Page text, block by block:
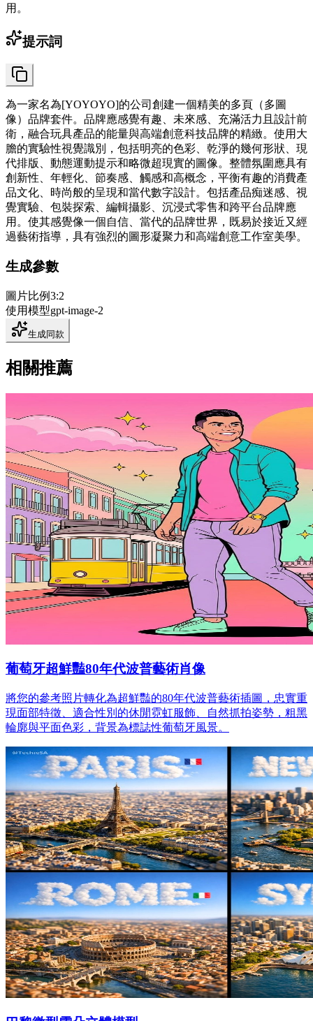
用。
提示詞
為一家名為[YOYOYO]的公司創建一個精美的多頁（多圖
像）品牌套件。品牌應感覺有趣、未來感、充滿活力且設計前
衛，融合玩具產品的能量與高端創意科技品牌的精緻。使用大
膽的實驗性視覺識別，包括明亮的色彩、乾淨的幾何形狀、現
代排版、動態運動提示和略微超現實的圖像。整體氛圍應具有
創新性、年輕化、節奏感、觸感和高概念，平衡有趣的消費產
品文化、時尚般的呈現和當代數字設計。包括產品痴迷感、視
覺實驗、包裝探索、編輯攝影、沉浸式零售和跨平台品牌應
用。使其感覺像一個自信、當代的品牌世界，既易於接近又經
過藝術指導，具有強烈的圖形凝聚力和高端創意工作室美學。
生成參數
圖片比例3:2
使用模型gpt-image-2
生成同款
相關推薦
葡萄牙超鮮豔80年代波普藝術肖像
將您的參考照片轉化為超鮮豔的80年代波普藝術插圖，忠實重
現面部特徵、適合性別的休閒霓虹服飾、自然抓拍姿勢，粗黑
輪廓與平面色彩，背景為標誌性葡萄牙風景。